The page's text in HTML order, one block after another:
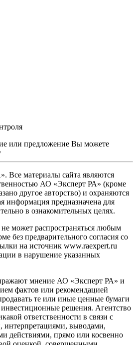
или предложение Вы можете
Все материалы сайта являются
АО «Эксперт РА» (кроме
другое авторство) и охраняются
информация предназначена для
в ознакомительных целях.
может распространяться любым
без предварительного согласия со
на источник www.raexpert.ru
в нарушение указанных
мнение АО «Эксперт РА» и
фактов или рекомендацией
те или иные ценные бумаги
решения. Агентство
ответственности в связи с
выводами,
действиями, прямо или косвенно